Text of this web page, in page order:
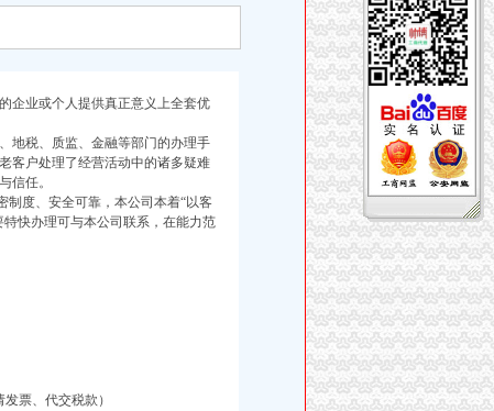
企业或个人提供真正意义上全套优
地税、质监、金融等部门的办理手
客户处理了经营活动中的诸多疑难
信任。
度、安全可靠，本公司本着“以客
快办理可与本公司联系，在能力范
票、代交税款）